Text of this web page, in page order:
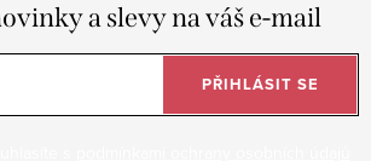
a slevy na váš e-mail
PŘIHLÁSIT SE